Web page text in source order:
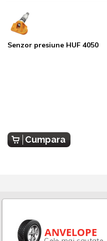
Senzor presiune HUF 4050
Cumpara
ANVELOPE